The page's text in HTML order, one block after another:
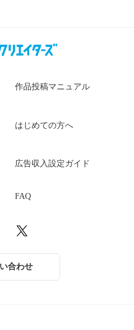
作品投稿マニュアル
はじめての方へ
広告収入設定ガイド
FAQ
合わせ